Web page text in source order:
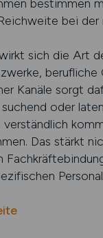
bestimmen
bei der
sich die Art
berufliche
Kanäle sorgt
oder
Das stärkt